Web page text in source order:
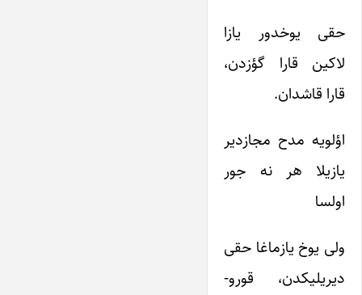
حقی یوخدور یازا
لاکین قارا گؤزدن،
قارا قاشدان.
اؤلویه مدح مجازدیر
یازیلا هر نه جور
اولسا
ولی یوخ یازماغا حقی
دیریلیکدن، قورو-